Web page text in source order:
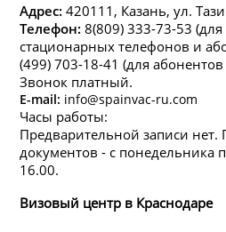
Адрес: 420111, Казань, ул.
Телефон: 8(809) 333-73-53
стационарных телефонов и
(499) 703-18-41 (для
Звонок платный.
E-mail: info@spainvac-ru.com
Часы работы:
Предварительной записи
документов - с понедельника
16.00.
Визовый центр в Краснодаре